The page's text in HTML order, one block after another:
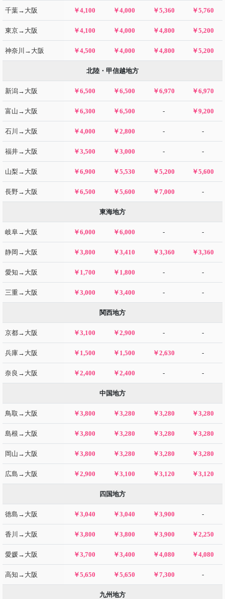
千葉→大阪 ￥4,100 ￥4,000 ￥5,360 ￥5,760
東京→大阪 ￥4,100 ￥4,000 ￥4,800 ￥5,200
神奈川→大阪 ￥4,500 ￥4,000 ￥4,800 ￥5,200
北陸・甲信越地方
新潟→大阪 ￥6,500 ￥6,500 ￥6,970 ￥6,970
富山→大阪 ￥6,300 ￥6,500 - ￥9,200
石川→大阪 ￥4,000 ￥2,800 - -
福井→大阪 ￥3,500 ￥3,000 - -
山梨→大阪 ￥6,900 ￥5,530 ￥5,200 ￥5,600
長野→大阪 ￥6,500 ￥5,600 ￥7,000 -
東海地方
岐阜→大阪 ￥6,000 ￥6,000 - -
静岡→大阪 ￥3,800 ￥3,410 ￥3,360 ￥3,360
愛知→大阪 ￥1,700 ￥1,800 - -
三重→大阪 ￥3,000 ￥3,400 - -
関西地方
京都→大阪 ￥3,100 ￥2,900 - -
兵庫→大阪 ￥1,500 ￥1,500 ￥2,630 -
奈良→大阪 ￥2,400 ￥2,400 - -
中国地方
鳥取→大阪 ￥3,800 ￥3,280 ￥3,280 ￥3,280
島根→大阪 ￥3,800 ￥3,280 ￥3,280 ￥3,280
岡山→大阪 ￥3,800 ￥3,280 ￥3,280 ￥3,280
広島→大阪 ￥2,900 ￥3,100 ￥3,120 ￥3,120
四国地方
徳島→大阪 ￥3,040 ￥3,040 ￥3,900 -
香川→大阪 ￥3,800 ￥3,800 ￥3,900 ￥2,250
愛媛→大阪 ￥3,700 ￥3,400 ￥4,080 ￥4,080
高知→大阪 ￥5,650 ￥5,650 ￥7,300 -
九州地方